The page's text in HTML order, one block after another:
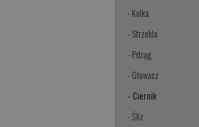
- Kolka
- Strzebla
- Pstrąg
- Głowacz
- Ciernik
- Śliz